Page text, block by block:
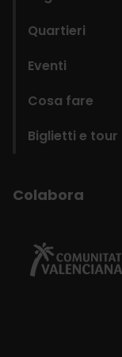
Quartieri
Eventi
Cosa fare
Biglietti e tour
Colabora